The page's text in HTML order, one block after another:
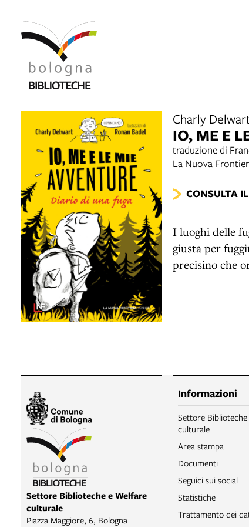
Charly
IO, ME E
traduzione di
La Nuova
CONSULTA
I luoghi delle
giusta per
precisino che
Settore Biblioteche e Welfare
culturale
Piazza Maggiore, 6, Bologna
Informazioni
Settore
culturale
Area stampa
Documenti
Seguici sui social
Statistiche
Trattamento dei